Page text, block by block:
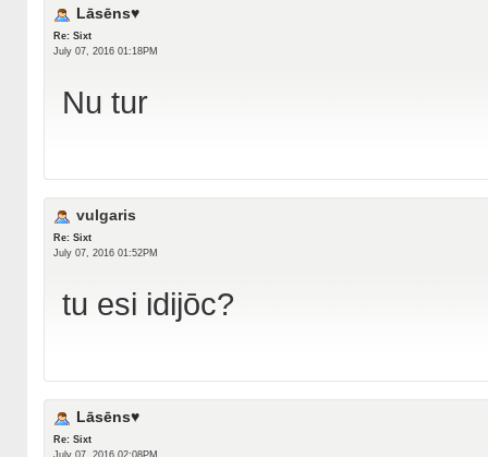
Lāsēns♥
Re: Sixt
July 07, 2016 01:18PM
Nu tur
vulgaris
Re: Sixt
July 07, 2016 01:52PM
tu esi idijōc?
Lāsēns♥
Re: Sixt
July 07, 2016 02:08PM